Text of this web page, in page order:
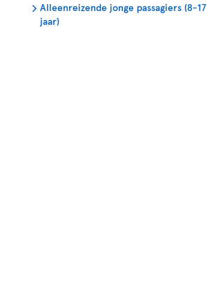
Alleenreizende jonge passagiers (8-17
jaar)